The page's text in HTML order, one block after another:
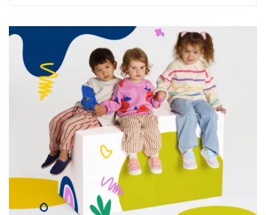
Cambiare
Acconsento al trattamento dei dati personali inseriti ai
sensi di
queste condizioni e alla loro pubblicazione.
Valutazione
Acconsento al trattamento dei dati personali inseriti ai
sensi di
queste condizioni e alla loro pubblicazione.
Aggiungi una valutazione